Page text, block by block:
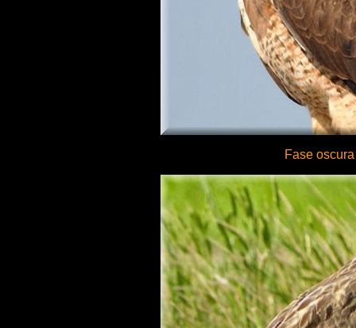
Fase oscura